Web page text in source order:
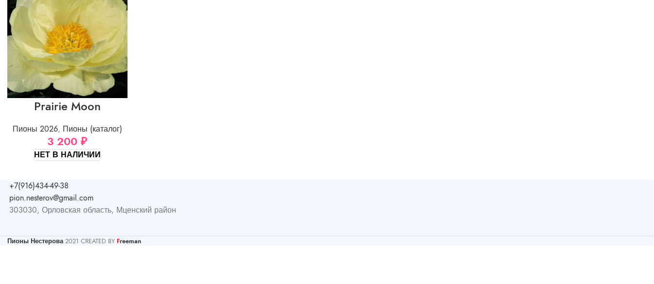
Prairie Moon
Пионы 2026, Пионы (каталог)
3 200₽
НЕТ В НАЛИЧИИ
+7(916)434-49-38
pion.nesterov@gmail.com
303030, Орловская область, Мценский район
Пионы Нестерова 2021 CREATED BY Freeman